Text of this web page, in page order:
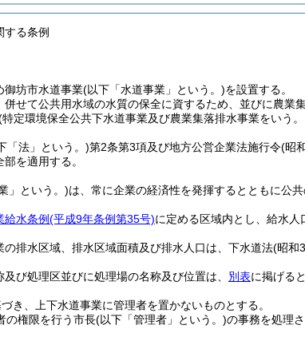
する条例
御坊市水道事業(以下「水道事業」という。)を設置する。
せて公共用水域の水質の保全に資するため、並びに農業
特定環境保全公共下水道事業及び農業集落排水事業をいう
「法」という。)第2条第3項及び地方公営企業法施行令(昭
を適用する。
」という。)は、常に企業の経済性を発揮するとともに公
給水条例(平成9年条例第35号)に定める区域内とし、給水
排水区域、排水区域面積及び排水人口は、下水道法(昭和
び処理区並びに処理場の名称及び位置は、 別表に掲げる
き、上下水道事業に管理者を置かないものとする。
の権限を行う市長(以下「管理者」という。)の事務を処理